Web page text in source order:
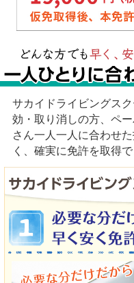
サカイドライビングス
効・取り消しの方、ペ
さん一人一人に合わせ
く、確実に免許を取得で